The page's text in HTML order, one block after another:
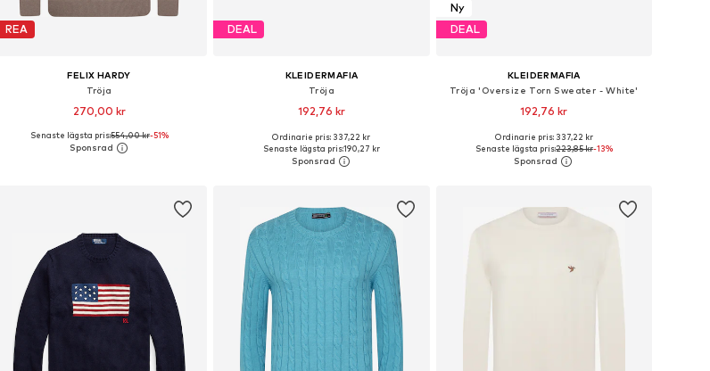
REA
FELIX HARDY
Tröja
270,00 kr
Tillgängliga storlekar: M, L, XL, XXL
Senaste lägsta pris:554,00 kr-51%
DEAL
KLEIDERMAFIA
Tröja
192,76 kr
Tillgängliga storlekar: XS, S, M, L, XL, XXL
Lägg till i varukorgen
Ordinarie pris: 337,22 kr
Senaste lägsta pris:190,27 kr
Ny
DEAL
KLEIDERMAFIA
Tröja 'Oversize Torn Sweater - White'
192,76 kr
Tillgängliga storlekar: S, M, L, XL
Lägg till i varukorgen
Ordinarie pris: 337,22 kr
Senaste lägsta pris:223,85 kr-13%